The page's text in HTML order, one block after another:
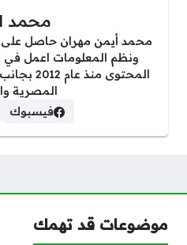
محمد
محمد أيمن مهران حاصل على
ونظم المعلومات اعمل
المحتوى
المصرية
فيسبوك
موضوعات قد تهمك